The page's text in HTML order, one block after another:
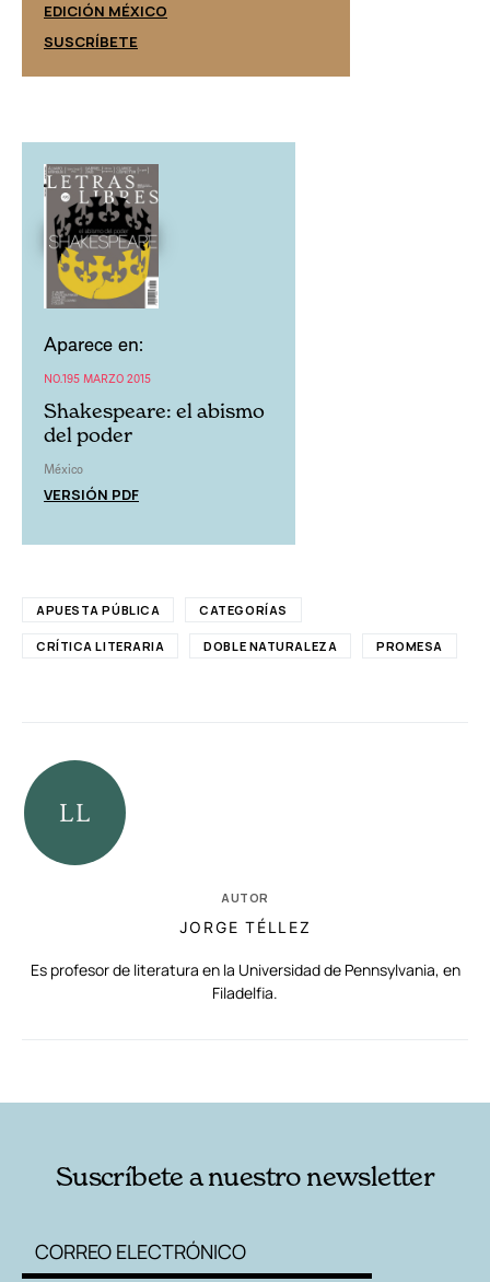
EDICIÓN MÉXICO
SUSCRÍBETE
Aparece en:
NO.195 MARZO 2015
Shakespeare: el abismo
del poder
México
VERSIÓN PDF
APUESTA PÚBLICA CATEGORÍAS
CRÍTICA LITERARIA DOBLE NATURALEZA PROMESA
AUTOR
JORGE TÉLLEZ
Es profesor de literatura en la Universidad de Pennsylvania, en
Filadelfia.
Suscríbete a nuestro newsletter